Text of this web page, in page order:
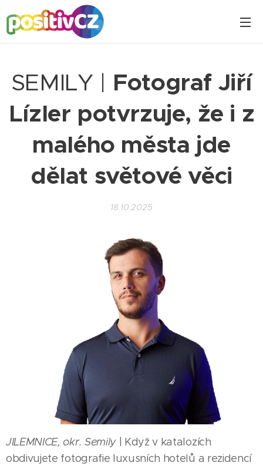
SEMILY | Fotograf Jiří
Lízler potvrzuje, že i z
malého města jde
dělat světové věci
18.10.2025
JILEMNICE, okr. Semily| Když v katalozích
obdivujete fotografie luxusních hotelů a rezidencí